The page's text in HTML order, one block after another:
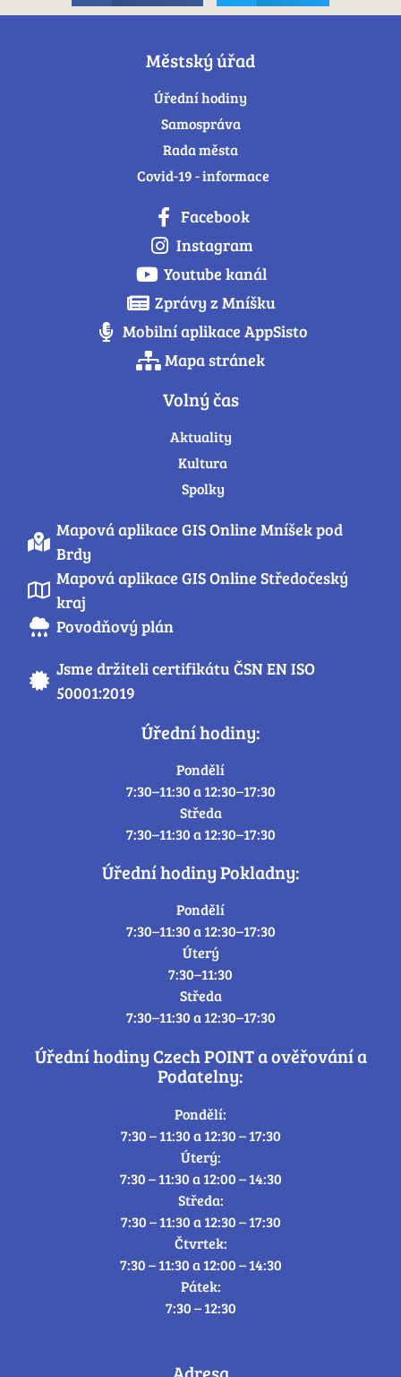
Městský úřad
Úřední hodiny
Samospráva
Rada města
Covid-19 - informace
Facebook
Instagram
Youtube kanál
Zprávy z Mníšku
Mobilní aplikace AppSisto
Mapa stránek
Volný čas
Aktuality
Kultura
Spolky
Mapová aplikace GIS Online Mníšek pod
Brdy
Mapová aplikace GIS Online Středočeský
kraj
Povodňový plán
Jsme držiteli certifikátu ČSN EN ISO
50001:2019
Úřední hodiny:
Pondělí
7:30–11:30 a 12:30–17:30
Středa
7:30–11:30 a 12:30–17:30
Úřední hodiny Pokladny:
Pondělí
7:30–11:30 a 12:30–17:30
Úterý
7:30–11:30
Středa
7:30–11:30 a 12:30–17:30
Úřední hodiny Czech POINT a ověřování a
Podatelny:
Pondělí:
7:30 – 11:30 a 12:30 – 17:30
Úterý:
7:30 – 11:30 a 12:00 – 14:30
Středa:
7:30 – 11:30 a 12:30 – 17:30
Čtvrtek:
7:30 – 11:30 a 12:00 – 14:30
Pátek:
7:30 – 12:30